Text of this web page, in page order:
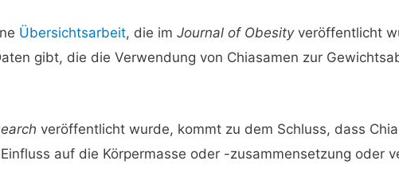
Übersichtsarbeit, die imJournal of Obesityveröffentlicht
gibt, die die Verwendung von Chiasamen zur
veröffentlicht wurde, kommt zu dem Schluss, dass
auf die Körpermasse oder -zusammensetzung oder